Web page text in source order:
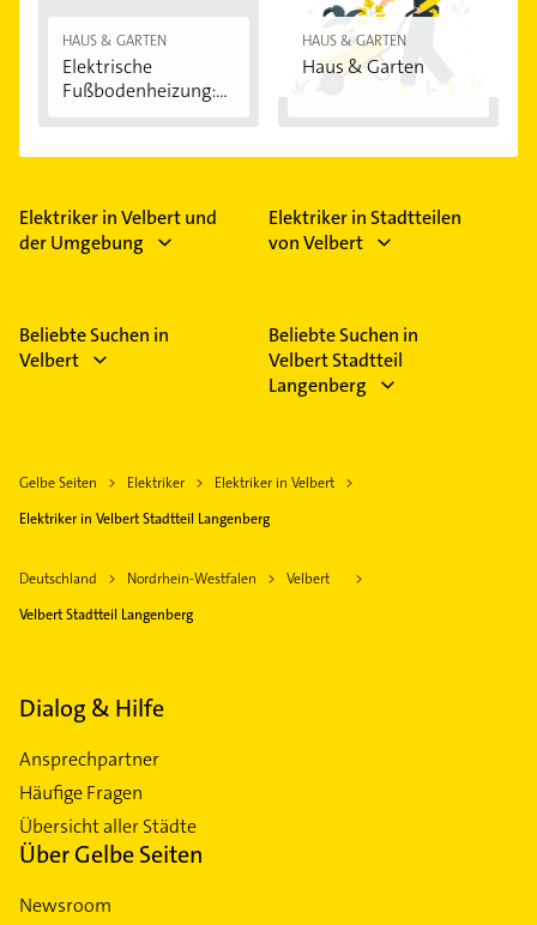
HAUS & GARTEN
Elektrische
Fußbodenheizung:
HAUS & GARTEN
Haus & Garten
Elektriker in Velbert und
der Umgebung
Elektriker in Stadtteilen
von Velbert
Beliebte Suchen in
Velbert
Beliebte Suchen in
Velbert Stadtteil
Langenberg
Gelbe Seiten Elektriker
Elektriker in Velbert
Elektriker in Velbert Stadtteil Langenberg
Deutschland Nordrhein-Westfalen
Velbert
Velbert Stadtteil Langenberg
Dialog & Hilfe
Ansprechpartner
Häufige Fragen
Übersicht aller Städte
Über Gelbe Seiten
Newsroom